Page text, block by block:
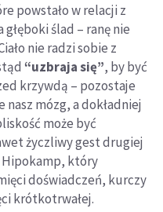
powstało w relacji z
ślad – ranę nie
nie radzi sobie z
“uzbraja się”, by być
krzywdą – pozostaje
nasz mózg, a dokładniej
może być
życzliwy gest drugiej
Hipokamp, który
doświadczeń, kurczy
krótkotrwałej.